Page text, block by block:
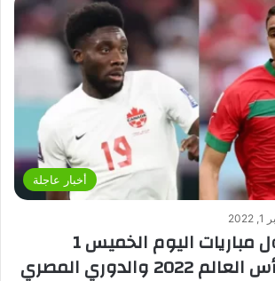
أخبار عاجلة
تعرف على جدول مباريات اليوم الخميس 1
ديسمبر في كأس العالم 2022 والدوري المصري